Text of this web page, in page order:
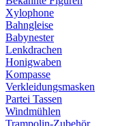
Xylophone
Bahngleise
Babynester
Lenkdrachen
Honigwaben
Kompasse
Verkleidungsmasken
Partei Tassen
Windmühlen
Trampolin-Zubehör